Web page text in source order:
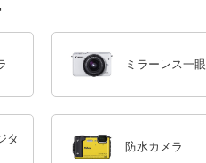
ミラーレス一眼
タ
防水カメラ